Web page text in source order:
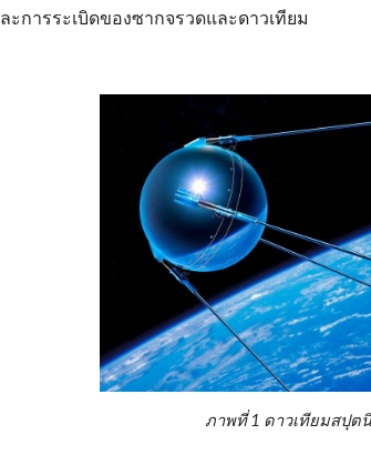
การระเบิดของซากจรวดและดาวเทียม
ภาพที่ 1 ดาวเทียมสปุต